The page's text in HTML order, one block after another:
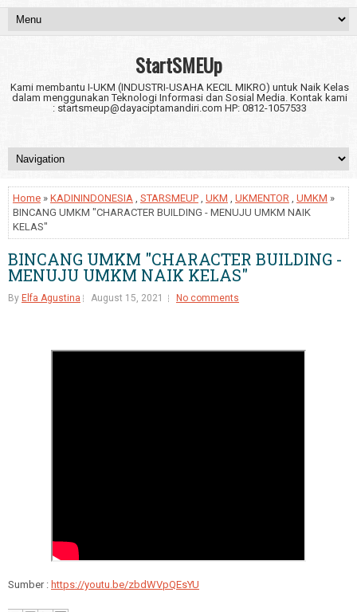
StartSMEUp
Kami membantu I-UKM (INDUSTRI-USAHA KECIL MIKRO) untuk Naik Kelas
dalam menggunakan Teknologi Informasi dan Sosial Media. Kontak kami
: startsmeup@dayaciptamandiri.com HP: 0812-1057533
Home » KADININDONESIA , STARSMEUP , UKM , UKMENTOR , UMKM »
BINCANG UMKM "CHARACTER BUILDING - MENUJU UMKM NAIK
KELAS"
BINCANG UMKM "CHARACTER BUILDING -
MENUJU UMKM NAIK KELAS"
By Elfa Agustina August 15, 2021 No comments
Sumber : https://youtu.be/zbdWVpQEsYU